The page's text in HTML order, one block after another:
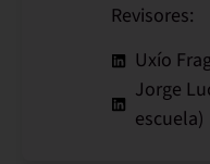
Revisores:
Uxío
Jorge
escuela)